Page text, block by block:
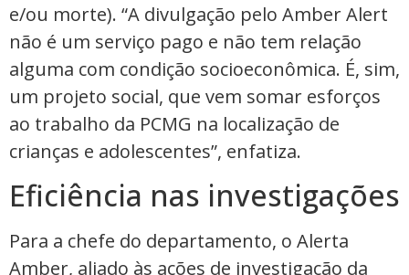
e/ou morte). “A divulgação pelo Amber Alert
não é um serviço pago e não tem relação
alguma com condição socioeconômica. É, sim,
um projeto social, que vem somar esforços
ao trabalho da PCMG na localização de
crianças e adolescentes”, enfatiza.
Eficiência nas investigações
Para a chefe do departamento, o Alerta
Amber, aliado às ações de investigação da